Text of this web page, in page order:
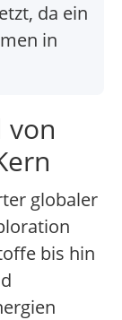
da ein
in
von
globaler
bis hin